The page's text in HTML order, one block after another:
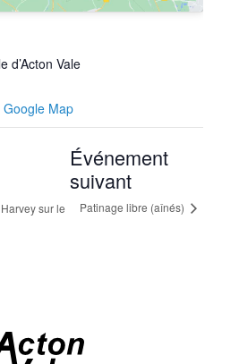
d’Acton Vale
Google Map
sur le
Événement
suivant
Patinage libre (aînés)